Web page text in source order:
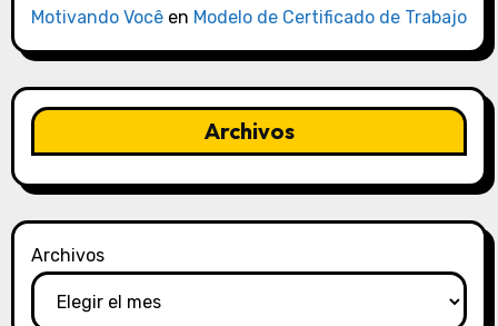
Motivando Vocêen Modelo de Certificado de Trabajo
Archivos
Archivos